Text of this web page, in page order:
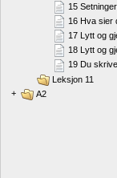
15 Setninger
16 Hva sier
17 Lytt og
18 Lytt og
19 Du
Leksjon 11
+
A2